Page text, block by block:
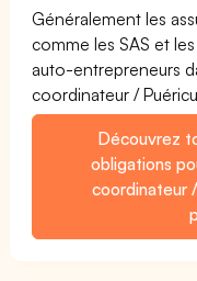
Généralement les
comme les SAS et
auto-entrepreneurs
coordinateur /
Découvrez
obligations
coordinateur